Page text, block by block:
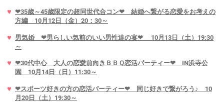
❤35歳～45歳限定の超同世代合コン❤ 結婚へ繋がる恋愛をお考えの
方編 10月12日（金）20：30～
男気婚 ❤男らしい気前のいい男性達の宴❤ 10月13日（土）19:30
～
❤30代中心 大人の恋愛前向きＢＢＱ恋活パーティー❤ IN浜寺公
園 10月14日（日）11:30～
❤スポーツ好きの方の恋活パーティー❤ 同じ好きで繋がろう♪ 10
月20日（土）19:30～